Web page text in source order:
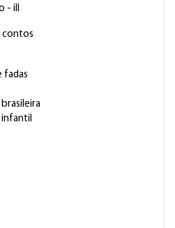
- ill
contos
fadas